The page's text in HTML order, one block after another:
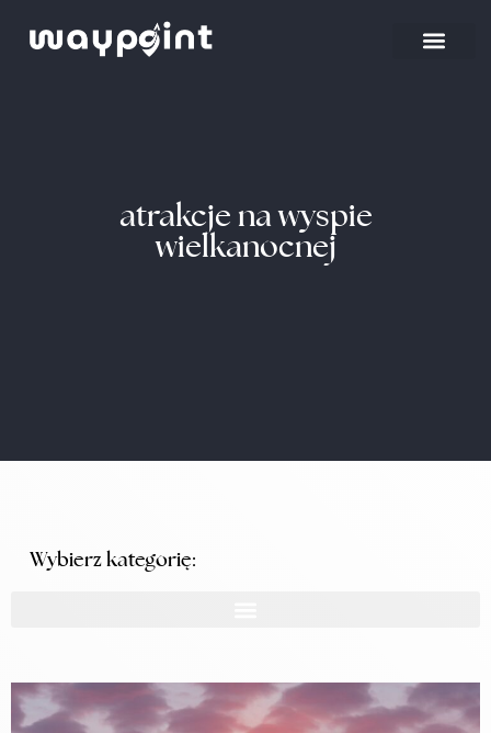
atrakcje na wyspie
wielkanocnej
Wybierz kategorię: